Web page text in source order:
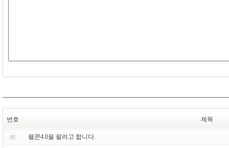
번호 제목
92 팰콘4.0을 팔려고 합니다.